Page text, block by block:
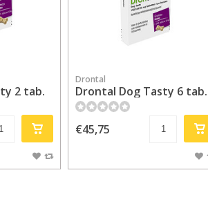
2 tab.
Drontal
Drontal Dog Tasty 6 tab.
€45,75